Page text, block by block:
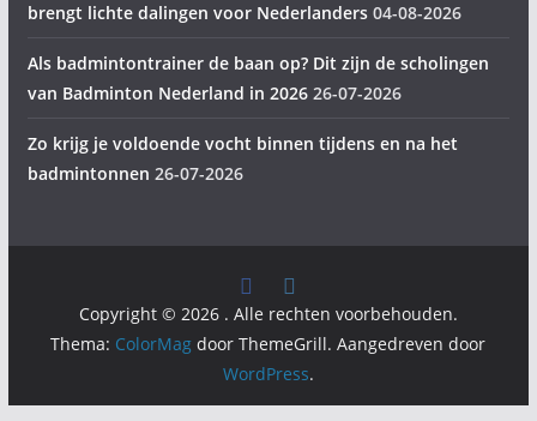
brengt lichte dalingen voor Nederlanders 04-08-2026
Als badmintontrainer de baan op? Dit zijn de scholingen
van Badminton Nederland in 2026 26-07-2026
Zo krijg je voldoende vocht binnen tijdens en na het
badmintonnen 26-07-2026
Copyright © 2026 . Alle rechten voorbehouden.
Thema: ColorMag door ThemeGrill. Aangedreven door
WordPress.